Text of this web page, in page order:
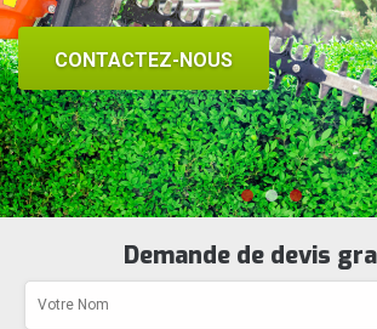
CONTACTEZ-NOUS
Demande de devis